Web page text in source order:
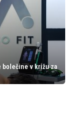
v križu za